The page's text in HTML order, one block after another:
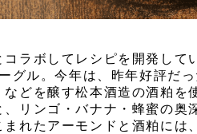
コラボしてレシピを開発し
グル。今年は、昨年好評だ
などを醸す松本酒造の酒粕を
リンゴ・バナナ・蜂蜜の奥
まれたアーモンドと酒粕には